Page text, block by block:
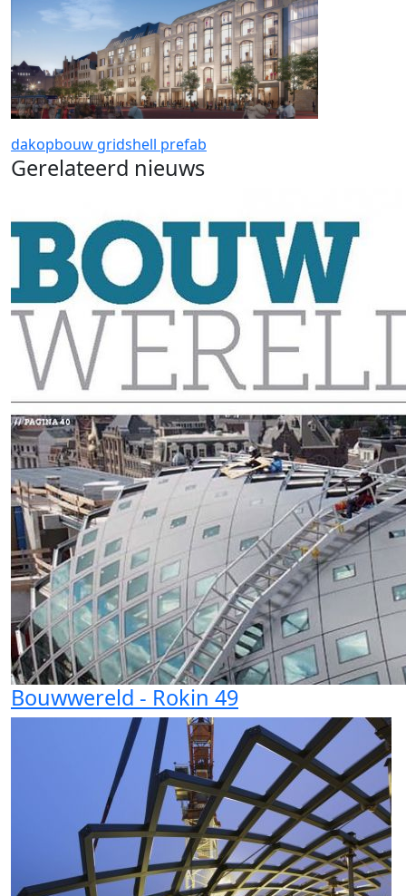
dakopbouw gridshell prefab
Gerelateerd nieuws
Bouwwereld - Rokin 49